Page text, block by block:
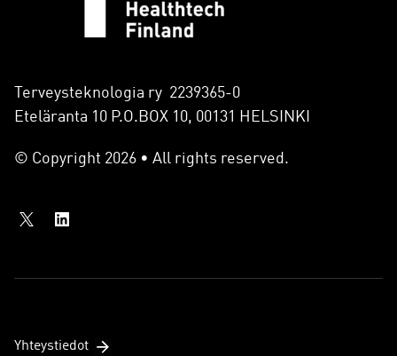
Terveysteknologia ry 2239365-0
Eteläranta 10 P.O.BOX 10, 00131 HELSINKI
© Copyright 2026 • All rights reserved.
Yhteystiedot